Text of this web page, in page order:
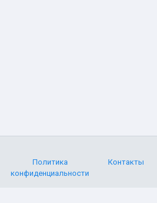
Политика
конфиденциальности
Контакты